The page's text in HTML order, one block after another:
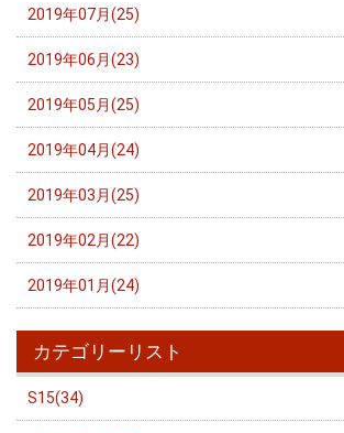
2019年07月(25)
2019年06月(23)
2019年05月(25)
2019年04月(24)
2019年03月(25)
2019年02月(22)
2019年01月(24)
カテゴリーリスト
S15(34)